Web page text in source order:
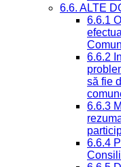
6.6. ALTE
6.6.1
6.6.2
să fie
6.6.3
6.6.4